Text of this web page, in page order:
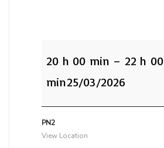
Théorie
20 h 00 min – 22 h 00
min25/03/2026
PN2
View Location